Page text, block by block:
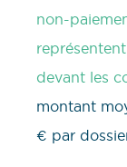
non-
devant les
montant
€ par